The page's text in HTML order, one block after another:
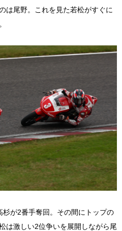
は尾野。これを見た若松がすぐに
が2番手奪回。その間にトップの
は激しい2位争いを展開しながら尾